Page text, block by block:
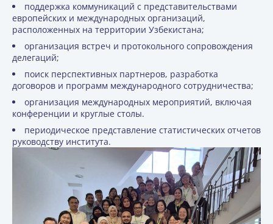
поддержка коммуникаций с представительствами
европейских и международных организаций,
расположенных на территории Узбекистана;
организация встреч и протокольного сопровождения
делегаций;
поиск перспективных партнеров, разработка
договоров и программ международного сотрудничества;
организация международных мероприятий, включая
конференции и круглые столы.
периодическое представление статистических отчетов
руководству института.